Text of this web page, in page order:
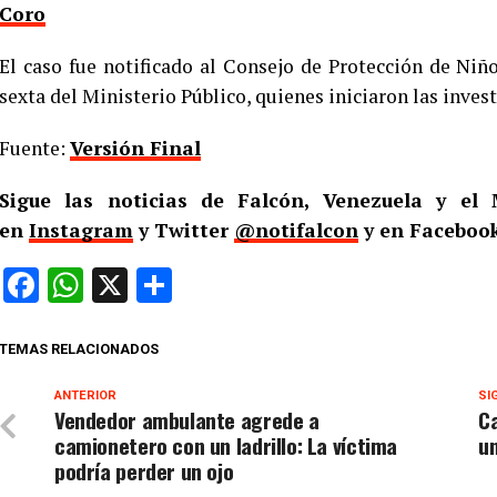
Coro
El caso fue notificado al Consejo de Protección de
sexta del Ministerio Público, quienes iniciaron las
Fuente: Versión Final
Sigue las noticias de Falcón, Venezuela y
en Instagramy Twitter @notifalcony en
Facebook
WhatsApp
X
TEMAS RELACIONADOS
ANTERIOR
Vendedor ambulante agrede a
camionetero con un ladrillo: La víctima
podría perder un ojo